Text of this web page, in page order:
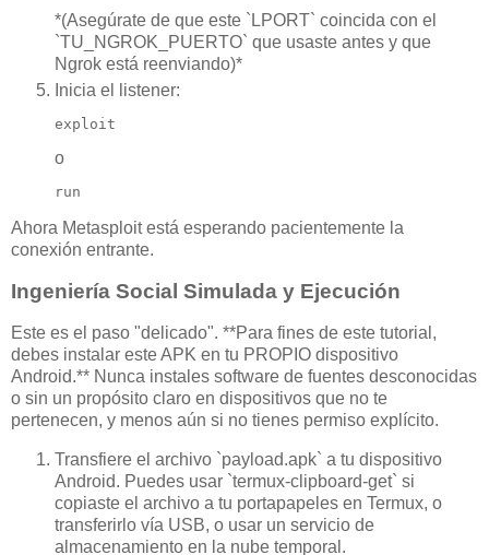
*(Asegúrate de que este `LPORT` coincida con el
`TU_NGROK_PUERTO` que usaste antes y que
Ngrok está reenviando)*
Inicia el listener:
exploit
o
run
Ahora Metasploit está esperando pacientemente la
conexión entrante.
Ingeniería Social Simulada y Ejecución
Este es el paso "delicado". **Para fines de este tutorial,
debes instalar este APK en tu PROPIO dispositivo
Android.** Nunca instales software de fuentes desconocidas
o sin un propósito claro en dispositivos que no te
pertenecen, y menos aún si no tienes permiso explícito.
Transfiere el archivo `payload.apk` a tu dispositivo
Android. Puedes usar `termux-clipboard-get` si
copiaste el archivo a tu portapapeles en Termux, o
transferirlo vía USB, o usar un servicio de
almacenamiento en la nube temporal.